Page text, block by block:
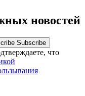
новостей
Subscribe
что